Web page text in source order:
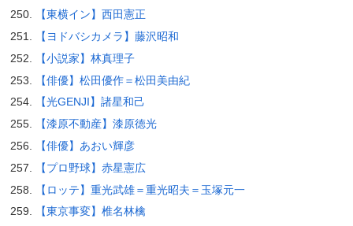
【東横イン】西田憲正
【ヨドバシカメラ】藤沢昭和
【小説家】林真理子
【俳優】松田優作＝松田美由紀
【光GENJI】諸星和己
【漆原不動産】漆原徳光
【俳優】あおい輝彦
【プロ野球】赤星憲広
【ロッテ】重光武雄＝重光昭夫＝玉塚元一
【東京事変】椎名林檎